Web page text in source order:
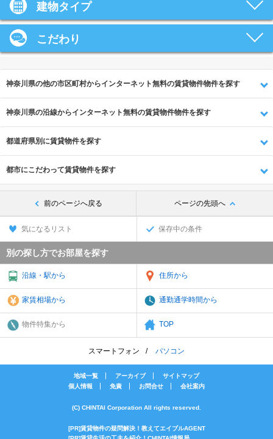
建物タイプ
こだわり
神奈川県の他の市区町村からインターネット無料の賃貸物件物件を探す
神奈川県の沿線からインターネット無料の賃貸物件物件を探す
都道府県別に賃貸物件を探す
都市にこだわって賃貸物件を探す
前のページへ戻る ページの先頭へ
気になるリスト 保存中の条件
別の探し方でお部屋を探す
沿線・駅から 住所から
家賃相場から 通勤通学時間から
物件特集から TOP
スマートフォン パソコン
地域一覧 アーカイブ
サイトマップ
個人情報
免責 お問合せ 会社案内
(C) CHINTAI Corporation All rights reserved.
[PR]賃貸物件の疑問解決！教えてエイブルAGENT